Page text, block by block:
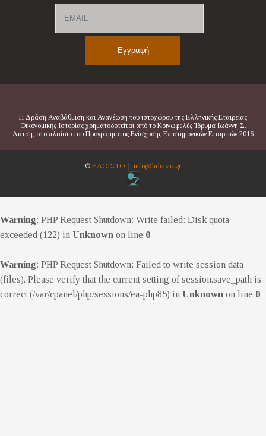
Η Δράση Αναβάθμιση και Ανανέωση του ιστοχώρου της Ελληνικής Εταιρείας
Οικονομικής Ιστορίας χρηματοδοτείται από το Κοινωφελές Ίδρυμα Ιωάννη Σ.
Λάτση, στο πλαίσιο του Προγράμματος Ενίσχυσης Επιστημονικών Εταιρειών 2016
© ΗΔΟΙΣΤΟ | info@hdoisto.gr
Warning: PHP Request Shutdown: Write failed: Disk quota
exceeded (122) in Unknown on line 0
Warning: PHP Request Shutdown: Failed to write session data
(files). Please verify that the current setting of session.save_path is
correct (/var/cpanel/php/sessions/ea-php85) in Unknown on line 0